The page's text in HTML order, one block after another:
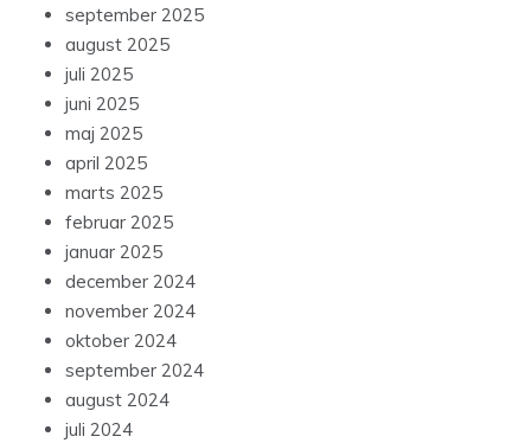
september 2025
august 2025
juli 2025
juni 2025
maj 2025
april 2025
marts 2025
februar 2025
januar 2025
december 2024
november 2024
oktober 2024
september 2024
august 2024
juli 2024